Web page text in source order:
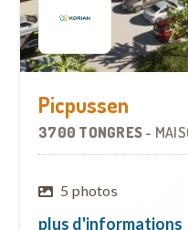
Picpussen
3700 TONGRES -
5 photos
plus d'informations